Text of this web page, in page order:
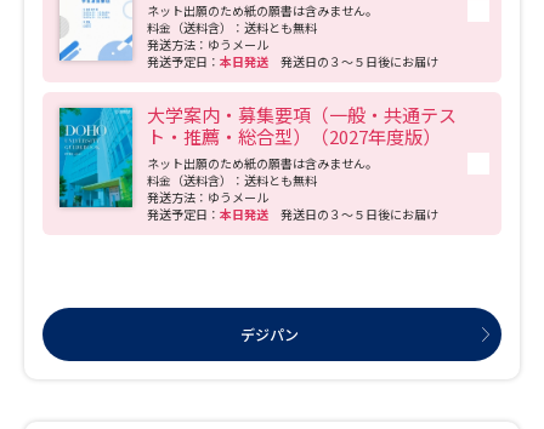
大学で学べる内容や特徴を調べる
新増設大学・学部・学科特集
国際・グローバルに強い大学特
集
データサイエンス特集 奨学金・特待生制度特集
新学年スタート号特集ページ
（高3生用）
新学年スタート号特集ページ
（高2生用）
ネット出願のため紙の願書は含みません。
料金（送料含）：送料とも無料
発送方法：ゆうメール
発送予定日： 本日発送 発送日の３～５日後にお届け
大学案内・募集要項（一般・共通テス
ト・推薦・総合型）（2027年度版）
ネット出願のため紙の願書は含みません。
料金（送料含）：送料とも無料
発送方法：ゆうメール
発送予定日： 本日発送 発送日の３～５日後にお届け
デジパン